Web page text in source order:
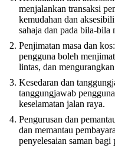
menjalankan transaksi
kemudahan dan
sahaja dan pada bila-bila
Penjimatan masa dan
pengguna boleh
lintas, dan
Kesedaran dan
tanggungjawab
keselamatan jalan raya.
Pengurusan dan
dan memantau
penyelesaian saman